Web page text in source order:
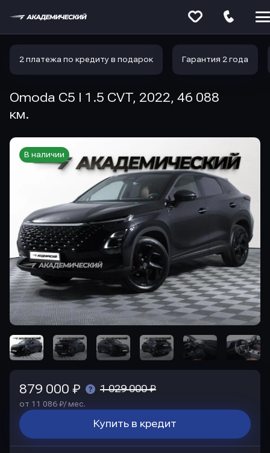
2 платежа по кредиту в подарок Гарантия 2 года
Omoda C5 I 1.5 CVT, 2022, 46 088
км.
В наличии
879 000 ₽ 1 029 000 ₽
от 11 086 ₽/ мес.
Купить в кредит